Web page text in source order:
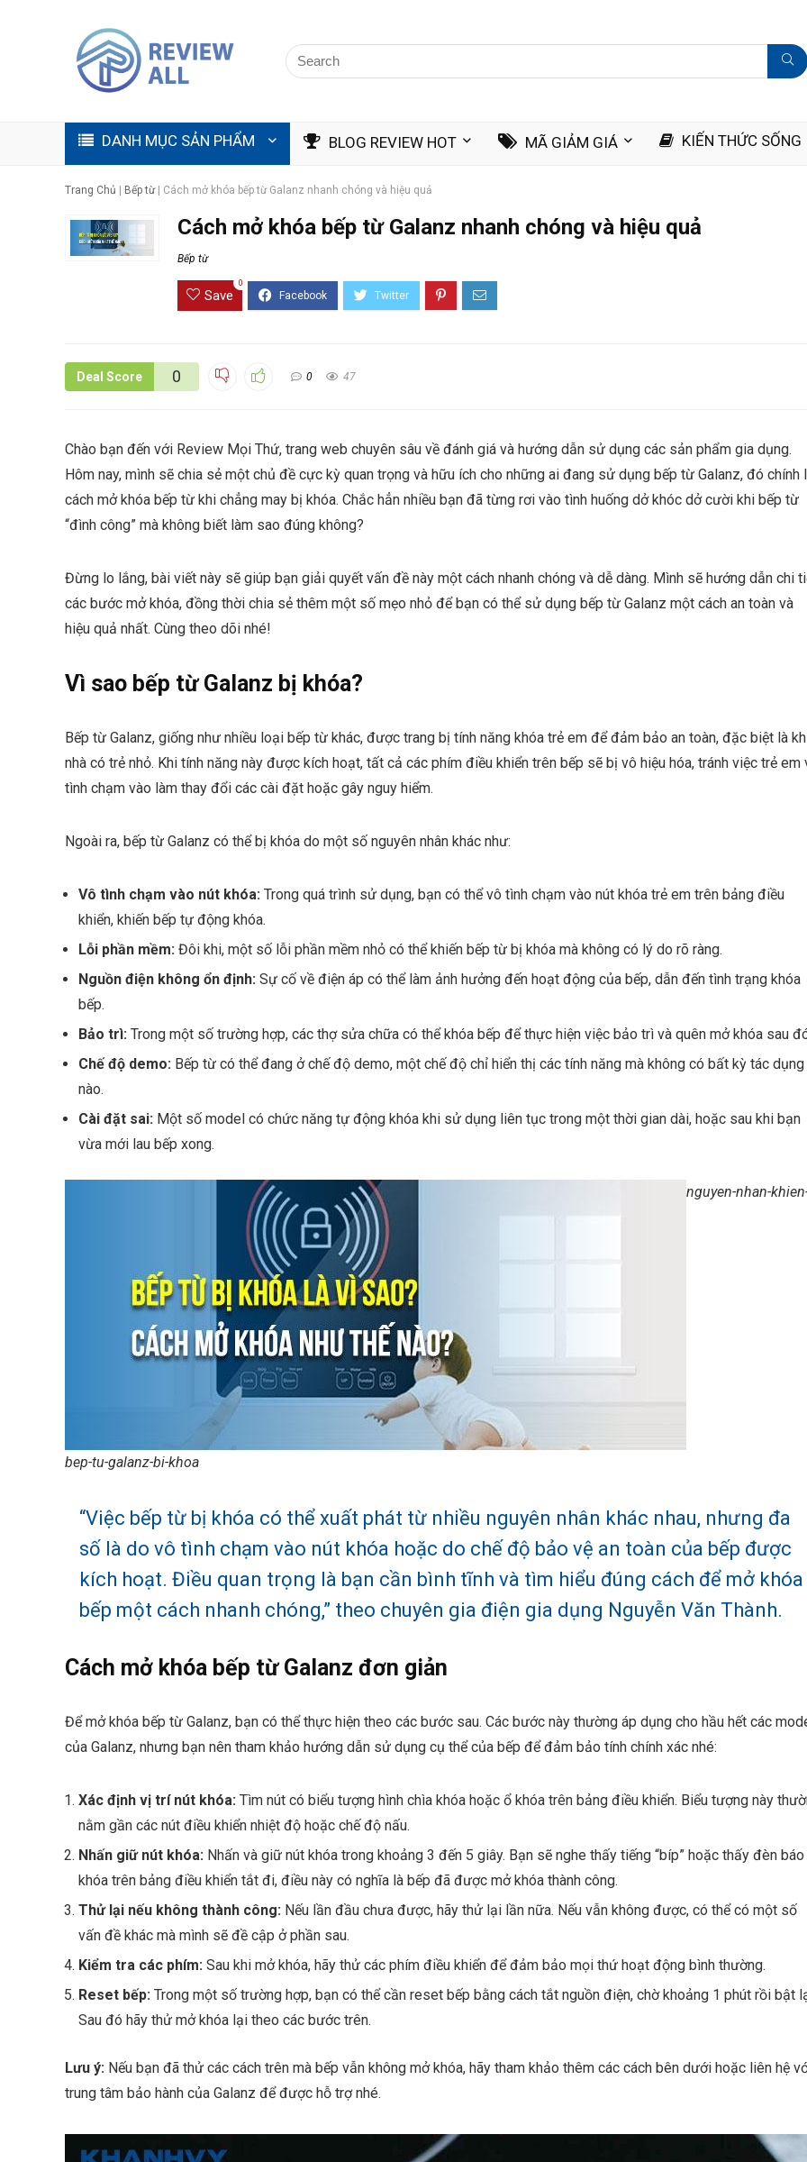
DANH MỤC SẢN PHẨM BLOG REVIEW HOT MÃ GIẢM GIÁ KIẾN THỨC SỐNG
Trang Chủ Bếp từ| Cách mở khóa bếp từ Galanz nhanh chóng và hiệu quả
Cách mở khóa bếp từ Galanz nhanh chóng và hiệu quả
Bếp từ
Save
0
Deal Score 0 0 47
Chào bạn đến với Review Mọi Thứ, trang web chuyên sâu về đánh giá và hướng dẫn sử dụng các sản phẩm gia dụng.
Hôm nay, mình sẽ chia sẻ một chủ đề cực kỳ quan trọng và hữu ích cho những ai đang sử dụng bếp từ Galanz, đó chính
cách mở khóa bếp từ khi chẳng may bị khóa. Chắc hẳn nhiều bạn đã từng rơi vào tình huống dở khóc dở cười khi bếp từ
“đình công” mà không biết làm sao đúng không?
Đừng lo lắng, bài viết này sẽ giúp bạn giải quyết vấn đề này một cách nhanh chóng và dễ dàng. Mình sẽ hướng dẫn chi
các bước mở khóa, đồng thời chia sẻ thêm một số mẹo nhỏ để bạn có thể sử dụng bếp từ Galanz một cách an toàn và
hiệu quả nhất. Cùng theo dõi nhé!
Vì sao bếp từ Galanz bị khóa?
Bếp từ Galanz, giống như nhiều loại bếp từ khác, được trang bị tính năng khóa trẻ em để đảm bảo an toàn, đặc biệt là
nhà có trẻ nhỏ. Khi tính năng này được kích hoạt, tất cả các phím điều khiển trên bếp sẽ bị vô hiệu hóa, tránh việc trẻ em
tình chạm vào làm thay đổi các cài đặt hoặc gây nguy hiểm.
Ngoài ra, bếp từ Galanz có thể bị khóa do một số nguyên nhân khác như:
Vô tình chạm vào nút khóa: Trong quá trình sử dụng, bạn có thể vô tình chạm vào nút khóa trẻ em trên bảng điều
khiển, khiến bếp tự động khóa.
Lỗi phần mềm: Đôi khi, một số lỗi phần mềm nhỏ có thể khiến bếp từ bị khóa mà không có lý do rõ ràng.
Nguồn điện không ổn định: Sự cố về điện áp có thể làm ảnh hưởng đến hoạt động của bếp, dẫn đến tình trạng khóa
bếp.
Bảo trì: Trong một số trường hợp, các thợ sửa chữa có thể khóa bếp để thực hiện việc bảo trì và quên mở khóa sau
Chế độ demo: Bếp từ có thể đang ở chế độ demo, một chế độ chỉ hiển thị các tính năng mà không có bất kỳ tác dụng
nào.
Cài đặt sai: Một số model có chức năng tự động khóa khi sử dụng liên tục trong một thời gian dài, hoặc sau khi bạn
vừa mới lau bếp xong.
nguyen-nhan-
bep-tu-galanz-bi-khoa
“Việc bếp từ bị khóa có thể xuất phát từ nhiều nguyên nhân khác nhau, nhưng đa
số là do vô tình chạm vào nút khóa hoặc do chế độ bảo vệ an toàn của bếp được
kích hoạt. Điều quan trọng là bạn cần bình tĩnh và tìm hiểu đúng cách để mở khóa
bếp một cách nhanh chóng,” theo chuyên gia điện gia dụng Nguyễn Văn Thành.
Cách mở khóa bếp từ Galanz đơn giản
Để mở khóa bếp từ Galanz, bạn có thể thực hiện theo các bước sau. Các bước này thường áp dụng cho hầu hết các
của Galanz, nhưng bạn nên tham khảo hướng dẫn sử dụng cụ thể của bếp để đảm bảo tính chính xác nhé:
Xác định vị trí nút khóa: Tìm nút có biểu tượng hình chìa khóa hoặc ổ khóa trên bảng điều khiển. Biểu tượng này
nằm gần các nút điều khiển nhiệt độ hoặc chế độ nấu.
Nhấn giữ nút khóa: Nhấn và giữ nút khóa trong khoảng 3 đến 5 giây. Bạn sẽ nghe thấy tiếng “bíp” hoặc thấy đèn báo
khóa trên bảng điều khiển tắt đi, điều này có nghĩa là bếp đã được mở khóa thành công.
Thử lại nếu không thành công: Nếu lần đầu chưa được, hãy thử lại lần nữa. Nếu vẫn không được, có thể có một số
vấn đề khác mà mình sẽ đề cập ở phần sau.
Kiểm tra các phím: Sau khi mở khóa, hãy thử các phím điều khiển để đảm bảo mọi thứ hoạt động bình thường.
Reset bếp: Trong một số trường hợp, bạn có thể cần reset bếp bằng cách tắt nguồn điện, chờ khoảng 1 phút rồi bật
Sau đó hãy thử mở khóa lại theo các bước trên.
Lưu ý: Nếu bạn đã thử các cách trên mà bếp vẫn không mở khóa, hãy tham khảo thêm các cách bên dưới hoặc liên hệ
trung tâm bảo hành của Galanz để được hỗ trợ nhé.